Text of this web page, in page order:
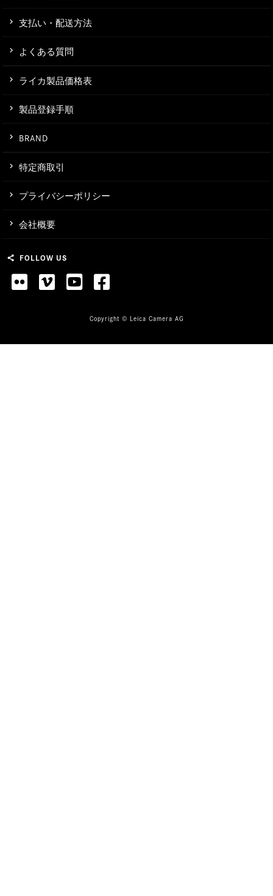
支払い・配送方法
よくある質問
ライカ製品価格表
製品登録手順
BRAND
特定商取引
プライバシーポリシー
会社概要
share FOLLOW US
Copyright © Leica Camera AG